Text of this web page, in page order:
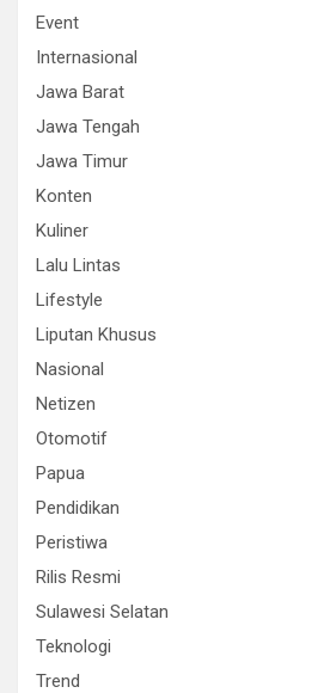
Event
Internasional
Jawa Barat
Jawa Tengah
Jawa Timur
Konten
Kuliner
Lalu Lintas
Lifestyle
Liputan Khusus
Nasional
Netizen
Otomotif
Papua
Pendidikan
Peristiwa
Rilis Resmi
Sulawesi Selatan
Teknologi
Trend